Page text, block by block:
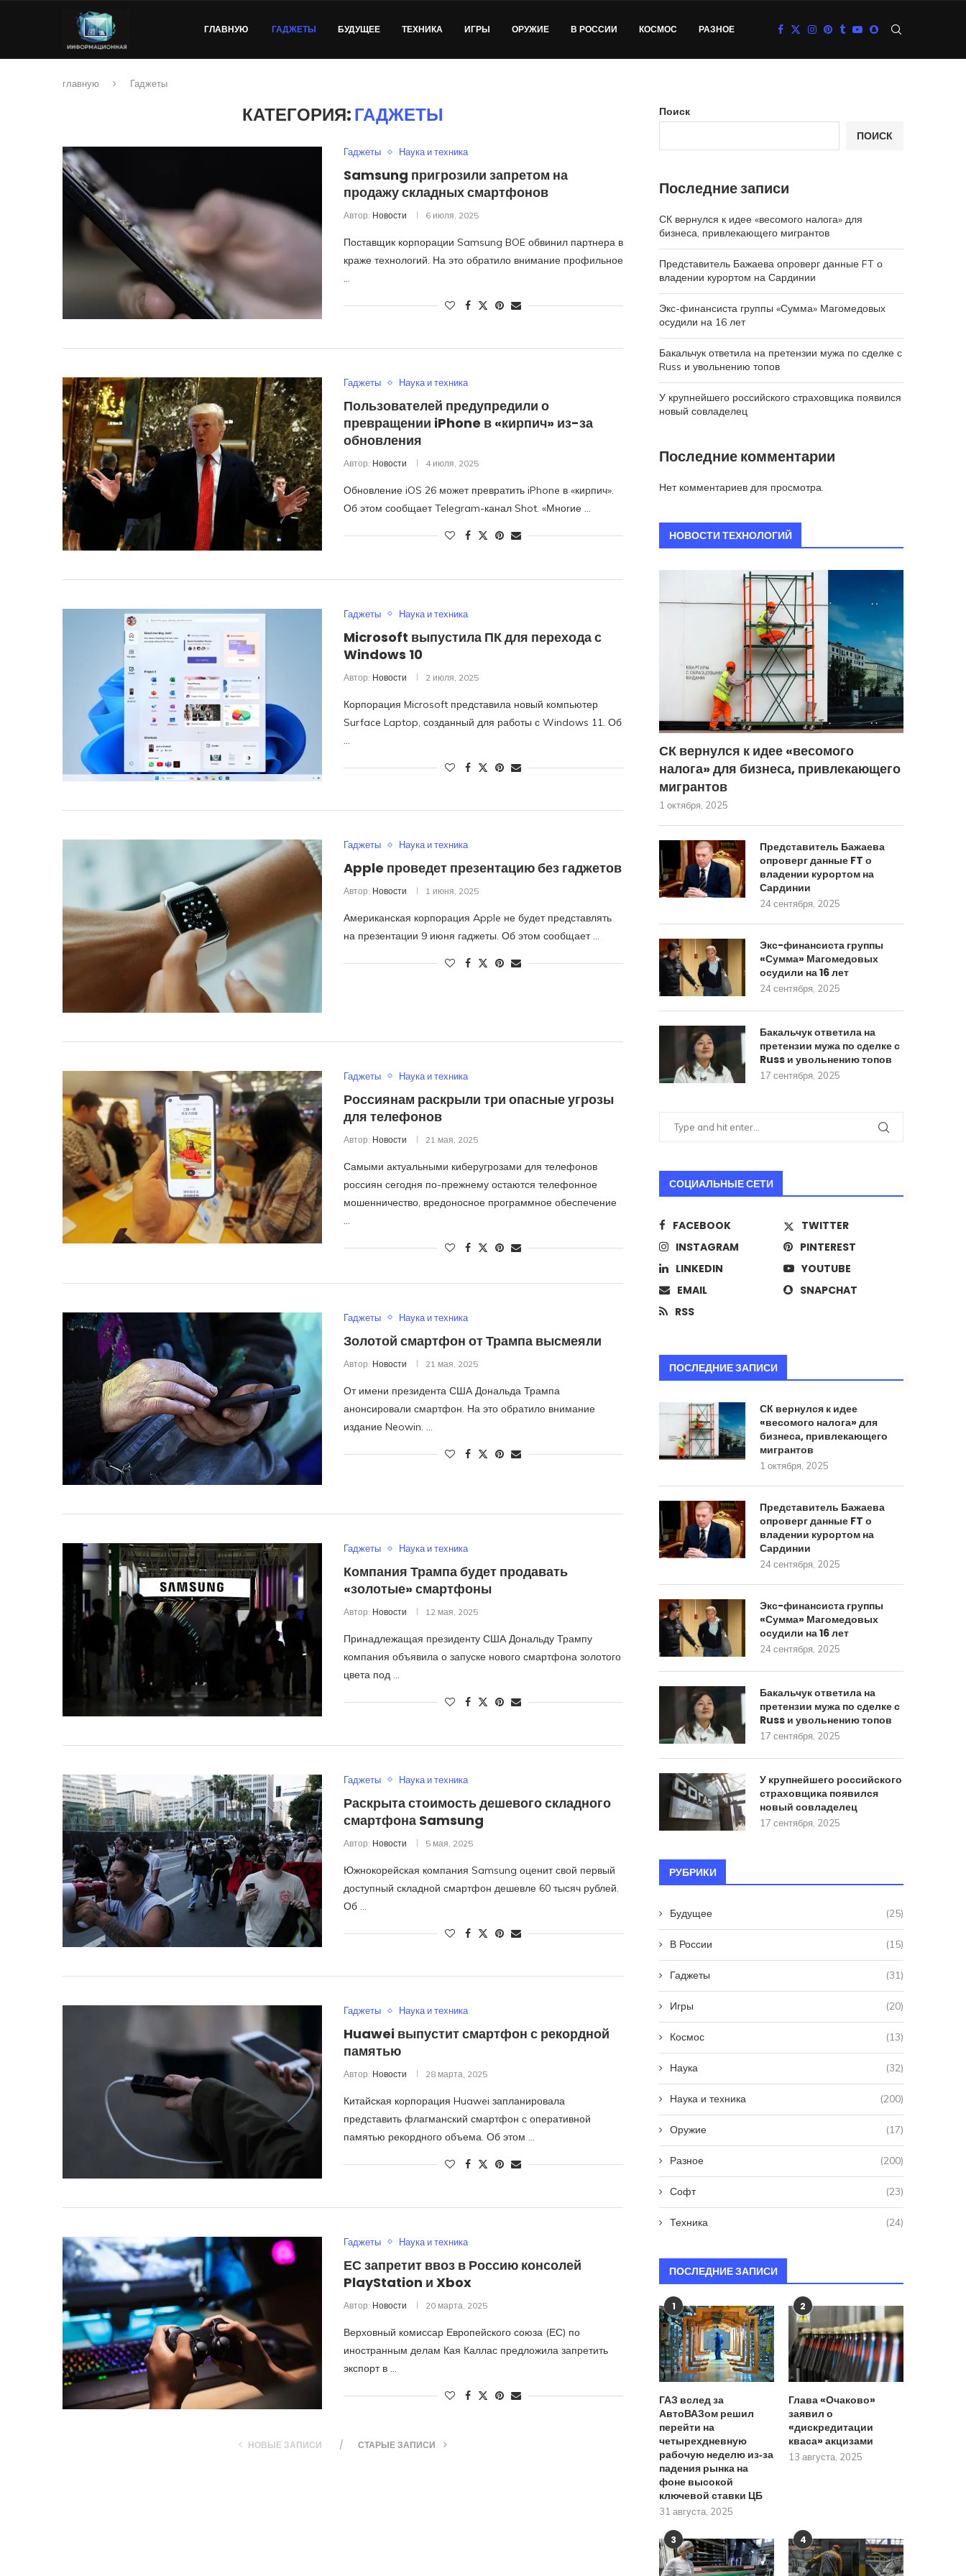
ГЛАВНУЮ ГАДЖЕТЫ БУДУЩЕЕ ТЕХНИКА ИГРЫ ОРУЖИЕ В РОССИИ КОСМОС РАЗНОЕ
главную Гаджеты
КАТЕГОРИЯ:ГАДЖЕТЫ
Гаджеты Наука и техника
Samsung пригрозили запретом на
продажу складных смартфонов
Автор: Новости 6 июля, 2025
Поставщик корпорации Samsung BOE обвинил партнера в
краже технологий. На это обратило внимание профильное
…
Гаджеты Наука и техника
Пользователей предупредили о
превращении iPhone в «кирпич» из-за
обновления
Автор: Новости 4 июля, 2025
Обновление iOS 26 может превратить iPhone в «кирпич».
Об этом сообщает Telegram-канал Shot. «Многие …
Гаджеты Наука и техника
Microsoft выпустила ПК для перехода с
Windows 10
Автор: Новости 2 июля, 2025
Корпорация Microsoft представила новый компьютер
Surface Laptop, созданный для работы с Windows 11. Об
…
Гаджеты Наука и техника
Apple проведет презентацию без гаджетов
Автор: Новости 1 июня, 2025
Американская корпорация Apple не будет представлять
на презентации 9 июня гаджеты. Об этом сообщает …
Гаджеты Наука и техника
Россиянам раскрыли три опасные угрозы
для телефонов
Автор: Новости 21 мая, 2025
Самыми актуальными киберугрозами для телефонов
россиян сегодня по-прежнему остаются телефонное
мошенничество, вредоносное программное обеспечение
…
Гаджеты Наука и техника
Золотой смартфон от Трампа высмеяли
Автор: Новости 21 мая, 2025
От имени президента США Дональда Трампа
анонсировали смартфон. На это обратило внимание
издание Neowin. …
Гаджеты Наука и техника
Компания Трампа будет продавать
«золотые» смартфоны
Автор: Новости 12 мая, 2025
Принадлежащая президенту США Дональду Трампу
компания объявила о запуске нового смартфона золотого
цвета под …
Гаджеты Наука и техника
Раскрыта стоимость дешевого складного
смартфона Samsung
Автор: Новости 5 мая, 2025
Южнокорейская компания Samsung оценит свой первый
доступный складной смартфон дешевле 60 тысяч рублей.
Об …
Гаджеты Наука и техника
Huawei выпустит смартфон с рекордной
памятью
Автор: Новости 28 марта, 2025
Китайская корпорация Huawei запланировала
представить флагманский смартфон с оперативной
памятью рекордного объема. Об этом …
Гаджеты Наука и техника
ЕС запретит ввоз в Россию консолей
PlayStation и Xbox
Автор: Новости 20 марта, 2025
Верховный комиссар Европейского союза (ЕС) по
иностранным делам Кая Каллас предложила запретить
экспорт в …
НОВЫЕ ЗАПИСИ СТАРЫЕ ЗАПИСИ
Поиск
ПОИСК
Последние записи
СК вернулся к идее «весомого налога» для
бизнеса, привлекающего мигрантов
Представитель Бажаева опроверг данные FT о
владении курортом на Сардинии
Экс-финансиста группы «Сумма» Магомедовых
осудили на 16 лет
Бакальчук ответила на претензии мужа по сделке с
Russ и увольнению топов
У крупнейшего российского страховщика появился
новый совладелец
Последние комментарии
Нет комментариев для просмотра.
НОВОСТИ ТЕХНОЛОГИЙ
СК вернулся к идее «весомого
налога» для бизнеса, привлекающего
мигрантов
1 октября, 2025
Представитель Бажаева
опроверг данные FT о
владении курортом на
Сардинии
24 сентября, 2025
Экс-финансиста группы
«Сумма» Магомедовых
осудили на 16 лет
24 сентября, 2025
Бакальчук ответила на
претензии мужа по сделке с
Russ и увольнению топов
17 сентября, 2025
СОЦИАЛЬНЫЕ СЕТИ
FACEBOOK
TWITTER
INSTAGRAM
PINTEREST
LINKEDIN
YOUTUBE
EMAIL
SNAPCHAT
RSS
ПОСЛЕДНИЕ ЗАПИСИ
СК вернулся к идее
«весомого налога» для
бизнеса, привлекающего
мигрантов
1 октября, 2025
Представитель Бажаева
опроверг данные FT о
владении курортом на
Сардинии
24 сентября, 2025
Экс-финансиста группы
«Сумма» Магомедовых
осудили на 16 лет
24 сентября, 2025
Бакальчук ответила на
претензии мужа по сделке с
Russ и увольнению топов
17 сентября, 2025
У крупнейшего российского
страховщика появился
новый совладелец
17 сентября, 2025
РУБРИКИ
Будущее (25)
В России (15)
Гаджеты (31)
Игры (20)
Космос (13)
Наука (32)
Наука и техника (200)
Оружие (17)
Разное (200)
Софт (23)
Техника (24)
ПОСЛЕДНИЕ ЗАПИСИ
1
ГАЗ вслед за
АвтоВАЗом решил
перейти на
четырехдневную
рабочую неделю из‑за
падения рынка на
фоне высокой
ключевой ставки ЦБ
31 августа, 2025
2
Глава «Очаково»
заявил о
«дискредитации
кваса» акцизами
13 августа, 2025
3 4